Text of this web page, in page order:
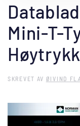
Mini-T-
SKREVET AV ØIVIND